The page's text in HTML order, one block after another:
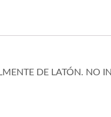
DE LATÓN. NO